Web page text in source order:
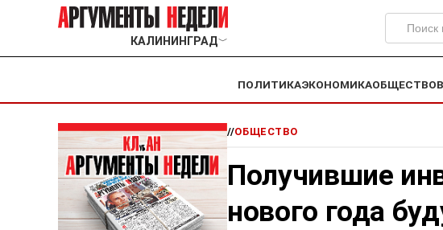
КАЛИНИНГРАД﹀
ПОЛИТИКАЭКОНОМИКАОБЩЕСТВО
//ОБЩЕСТВО
Получившие
нового года